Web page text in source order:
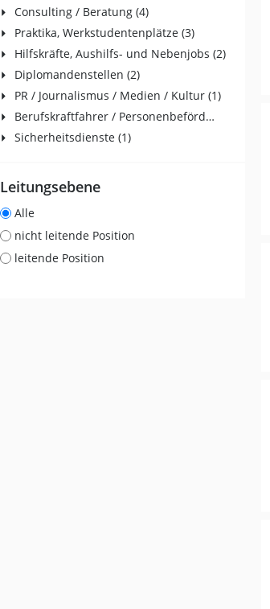
Consulting / Beratung (4)
Praktika, Werkstudentenplätze (3)
Hilfskräfte, Aushilfs- und Nebenjobs (2)
Diplomandenstellen (2)
PR / Journalismus / Medien / Kultur (1)
Berufskraftfahrer / Personenbeförderung (Land, Wasser, Luft) (1)
Sicherheitsdienste (1)
Leitungsebene
Alle
nicht leitende Position
leitende Position